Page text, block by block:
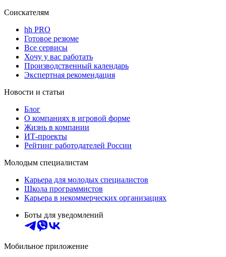
Соискателям
hh PRO
Готовое резюме
Все сервисы
Хочу у вас работать
Производственный календарь
Экспертная рекомендация
Новости и статьи
Блог
О компаниях в игровой форме
Жизнь в компании
ИТ-проекты
Рейтинг работодателей России
Молодым специалистам
Карьера для молодых специалистов
Школа программистов
Карьера в некоммерческих организациях
Боты для уведомлений
Мобильное приложение